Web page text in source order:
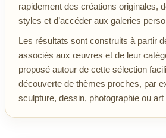
rapidement des créations originales,
styles et d’accéder aux galeries
Les résultats sont construits à partir
associés aux œuvres et de leur
proposé autour de cette sélection
découverte de thèmes proches, par
sculpture, dessin, photographie ou art